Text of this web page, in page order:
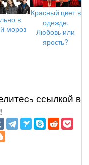
в
мороз
Красный цвет в
одежде.
Любовь или
ярость?
ссылкой в